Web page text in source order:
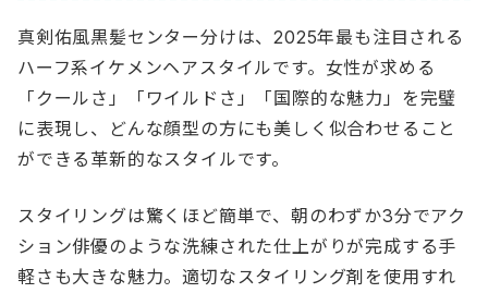
真剣佑風黒髪センター分けは、2025年最も注目される
ハーフ系イケメンヘアスタイルです。女性が求める
「クールさ」「ワイルドさ」「国際的な魅力」を完璧
に表現し、どんな顔型の方にも美しく似合わせること
ができる革新的なスタイルです。
スタイリングは驚くほど簡単で、朝のわずか3分でアク
ション俳優のような洗練された仕上がりが完成する手
軽さも大きな魅力。適切なスタイリング剤を使用すれ